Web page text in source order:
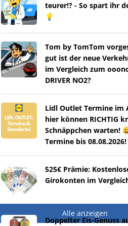
teurer!? - So spart ihr
💡
Tom by TomTom
gut ist der neue
im Vergleich zum
DRIVER NO2?
Lidl Outlet Termine im
hier können RICHTIG
Schnäppchen warten!
Termine bis
525€ Prämie:
Girokonten im
Alle anzeigen
Doppelter Eis-Genuss